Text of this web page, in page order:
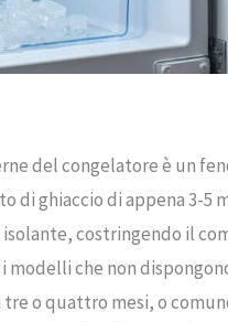
del congelatore è un
di ghiaccio di appena 3-5
costringendo il
che non
o quattro mesi, o